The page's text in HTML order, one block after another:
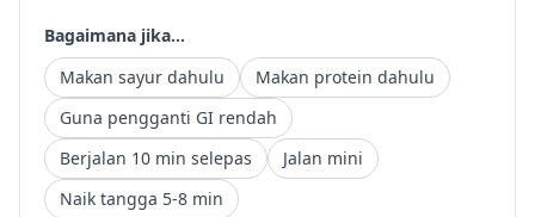
Bagaimana jika...
Makan sayur dahulu
Makan protein dahulu
Guna pengganti GI rendah
Berjalan 10 min selepas
Jalan mini
Naik tangga 5-8 min